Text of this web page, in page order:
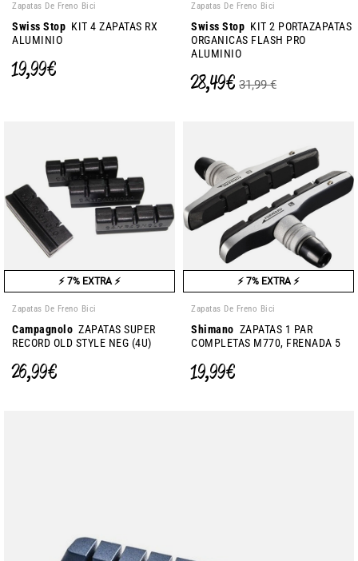
Zapatas De Freno Bici
Swiss Stop KIT 4 ZAPATAS RX
ALUMINIO
19,99 €
Zapatas De Freno Bici
Swiss Stop KIT 2 PORTAZAPATAS
ORGANICAS FLASH PRO
ALUMINIO
28,49 € 31,99 €
⚡ 7% EXTRA ⚡
Zapatas De Freno Bici
Campagnolo ZAPATAS SUPER
RECORD OLD STYLE NEG (4U)
26,99 €
⚡ 7% EXTRA ⚡
Zapatas De Freno Bici
Shimano ZAPATAS 1 PAR
COMPLETAS M770, FRENADA 5
19,99 €